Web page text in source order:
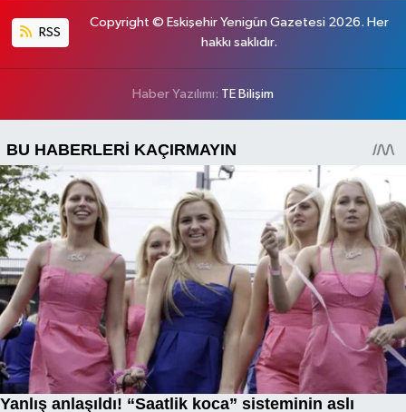
RSS
Copyright © Eskişehir Yenigün Gazetesi 2026. Her
hakkı saklıdır.
Haber Yazılımı: TE Bilişim